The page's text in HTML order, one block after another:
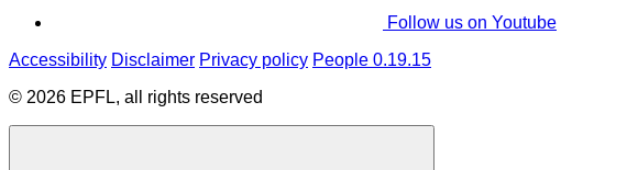
Follow us on Youtube
Accessibility Disclaimer Privacy policy People 0.19.15
© 2026 EPFL, all rights reserved